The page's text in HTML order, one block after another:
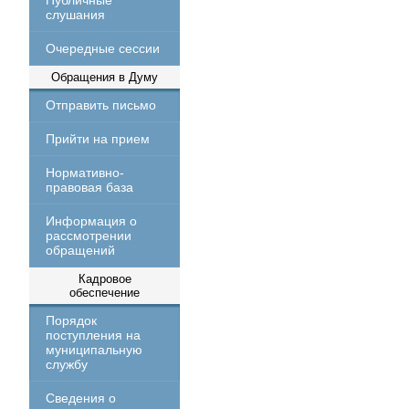
слушания
Очередные сессии
Обращения в Думу
Отправить письмо
Прийти на прием
Нормативно-
правовая база
Информация о
рассмотрении
обращений
Кадровое
обеспечение
Порядок
поступления на
муниципальную
службу
Сведения о